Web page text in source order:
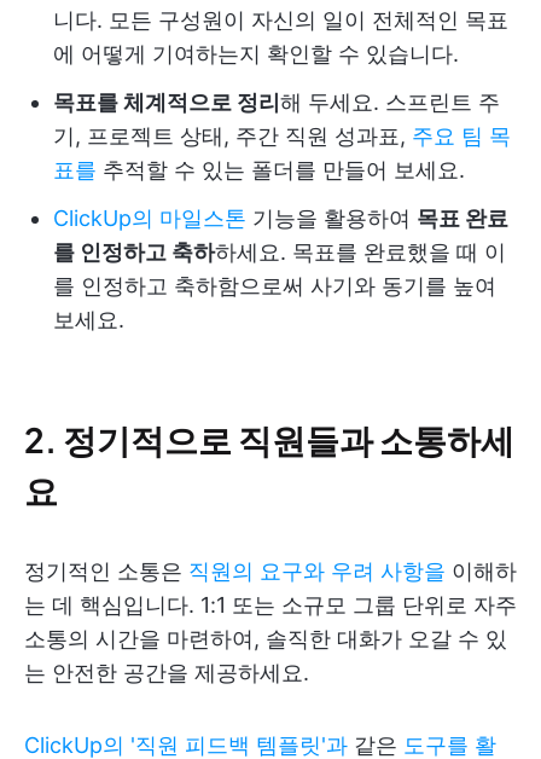
니다. 모든 구성원이 자신의 일이 전체적인 목표
에 어떻게 기여하는지 확인할 수 있습니다.
목표를 체계적으로 정리해 두세요. 스프린트 주
기, 프로젝트 상태, 주간 직원 성과표, 주요 팀 목
표를 추적할 수 있는 폴더를 만들어 보세요.
ClickUp의 마일스톤 기능을 활용하여 목표 완료
를 인정하고 축하하세요. 목표를 완료했을 때 이
를 인정하고 축하함으로써 사기와 동기를 높여
보세요.
2. 정기적으로 직원들과 소통하세
요
정기적인 소통은 직원의 요구와 우려 사항을 이해하
는 데 핵심입니다. 1:1 또는 소규모 그룹 단위로 자주
소통의 시간을 마련하여, 솔직한 대화가 오갈 수 있
는 안전한 공간을 제공하세요.
ClickUp의 '직원 피드백 템플릿'과 같은 도구를 활